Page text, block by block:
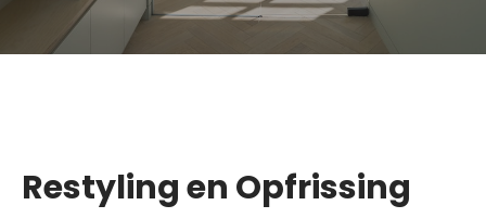
Restyling en Opfrissing